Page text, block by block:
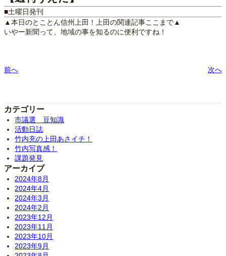
■土曜日発刊
▲本日のとことん信州上田！上田の関連記事ここまで▲
いやー新聞って、地域の事を知るのに便利ですね！
前へ 次へ
カテゴリー
市議選 豆知識
活動日誌
竹内充の上田あさイチ！
竹内写真感！
課題発見
アーカイブ
2024年8月
2024年4月
2024年3月
2024年2月
2023年12月
2023年11月
2023年10月
2023年9月